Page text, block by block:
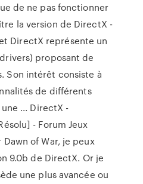
de ne pas fonctionner
la version de DirectX -
DirectX représente un
proposant de
Son intérêt consiste à
de différents
... DirectX -
- Forum Jeux
of War, je peux
9.0b de DirectX. Or je
une plus avancée ou